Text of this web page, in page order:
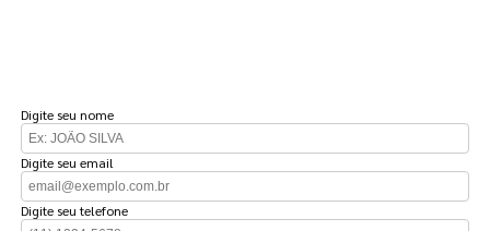
Digite seu nome
Digite seu email
Digite seu telefone